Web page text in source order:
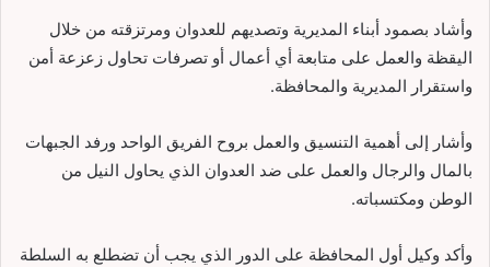
وأشاد بصمود أبناء المديرية وتصديهم للعدوان ومرتزقته من خلال
اليقظة والعمل على متابعة أي أعمال أو تصرفات تحاول زعزعة أمن
واستقرار المديرية والمحافظة.
وأشار إلى أهمية التنسيق والعمل بروح الفريق الواحد ورفد الجبهات
بالمال والرجال والعمل على ضد العدوان الذي يحاول النيل من
الوطن ومكتسباته.
وأكد وكيل أول المحافظة على الدور الذي يجب أن تضطلع به السلطة